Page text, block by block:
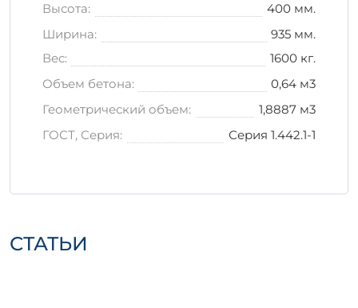
Избегайте воздействия прямых
солнечных лучей и атмосферных
При транспортировке используйте
специальные крепления, чтобы
предотвратить механические
качества перемычки и продлить срок ее
Заключение
Высота:
400 мм.
Ширина:
935 мм.
Вес:
1600 кг.
Объем бетона:
0,64 м3
Геометрический объем:
1,8887 м3
ГОСТ, Серия:
Серия 1.442.1-1
СТАТЬИ